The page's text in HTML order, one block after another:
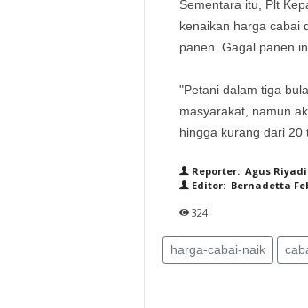
Sementara itu, Plt
kenaikan harga cabai
panen. Gagal panen
"Petani dalam tiga
masyarakat, namun
hingga kurang dari 20
Reporter: Agus Riyadi
Editor: Bernadetta
324
harga-cabai-naik